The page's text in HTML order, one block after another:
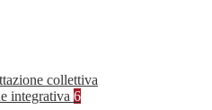
collettiva
integrativa 6